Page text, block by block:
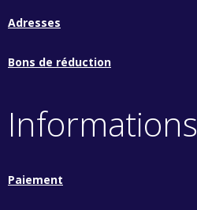
Adresses
Bons de réduction
Informations
Paiement